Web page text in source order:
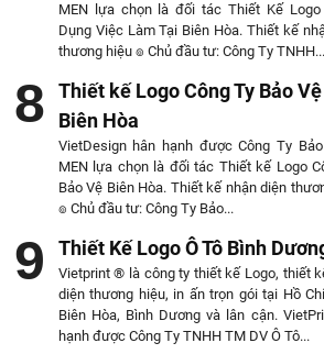
MEN lựa chọn là đối tác Thiết Kế Logo
Dụng Việc Làm Tại Biên Hòa. Thiết kế
thương hiệu ๏ Chủ đầu tư: Công Ty TNHH...
Thiết kế Logo Công Ty Bảo Vệ
Biên Hòa
VietDesign hân hạnh được Công Ty
MEN lựa chọn là đối tác Thiết kế Logo
Bảo Vệ Biên Hòa. Thiết kế nhận diện
๏ Chủ đầu tư: Công Ty Bảo...
Thiết Kế Logo Ô Tô Bình
Vietprint ® là công ty thiết kế Logo, thiết
diện thương hiệu, in ấn trọn gói tại Hồ
Biên Hòa, Bình Dương và lân cận.
hạnh được Công Ty TNHH TM DV Ô Tô...